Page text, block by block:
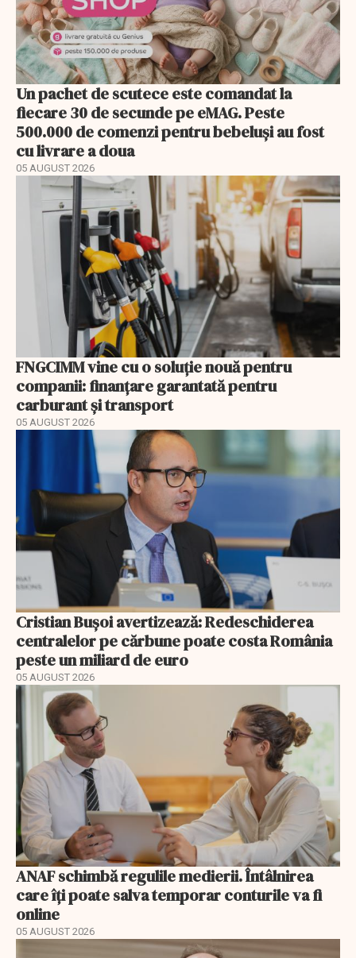
Un pachet de scutece este comandat la
fiecare 30 de secunde pe eMAG. Peste
500.000 de comenzi pentru bebeluși au fost
cu livrare a doua
05 AUGUST 2026
FNGCIMM vine cu o soluție nouă pentru
companii: finanțare garantată pentru
carburant și transport
05 AUGUST 2026
Cristian Bușoi avertizează: Redeschiderea
centralelor pe cărbune poate costa România
peste un miliard de euro
05 AUGUST 2026
ANAF schimbă regulile medierii. Întâlnirea
care îți poate salva temporar conturile va fi
online
05 AUGUST 2026